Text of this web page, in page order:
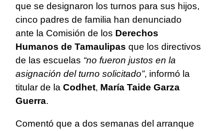
que se designaron los turnos para sus hijos,
cinco padres de familia han denunciado
ante la Comisión de los Derechos
Humanos de Tamaulipas que los directivos
de las escuelas “no fueron justos en la
asignación del turno solicitado”, informó la
titular de la Codhet, María Taide Garza
Guerra.
Comentó que a dos semanas del arranque